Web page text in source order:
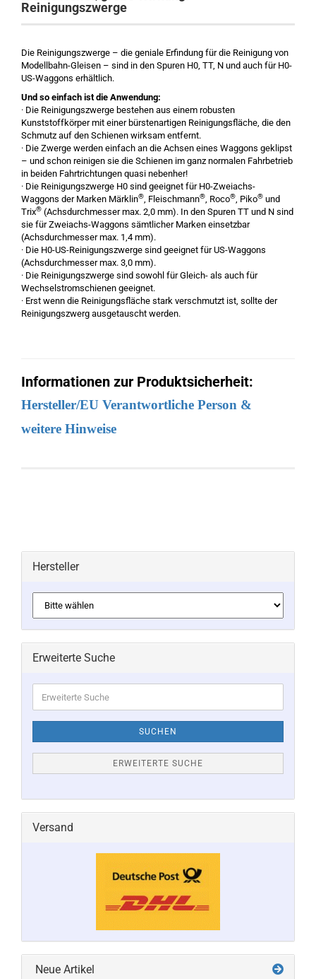
Reinigungszwerge
Die Reinigungszwerge – die geniale Erfindung für die Reinigung von
Modellbahn-Gleisen – sind in den Spuren H0, TT, N und auch für H0-
US-Waggons erhältlich.
Und so einfach ist die Anwendung:
· Die Reinigungszwerge bestehen aus einem robusten
Kunststoffkörper mit einer bürstenartigen Reinigungsfläche, die den
Schmutz auf den Schienen wirksam entfernt.
· Die Zwerge werden einfach an die Achsen eines Waggons geklipst
– und schon reinigen sie die Schienen im ganz normalen Fahrbetrieb
in beiden Fahrtrichtungen quasi nebenher!
· Die Reinigungszwerge H0 sind geeignet für H0-Zweiachs-
Waggons der Marken Märklin®, Fleischmann®, Roco®, Piko® und
Trix® (Achsdurchmesser max. 2,0 mm). In den Spuren TT und N sind
sie für Zweiachs-Waggons sämtlicher Marken einsetzbar
(Achsdurchmesser max. 1,4 mm).
· Die H0-US-Reinigungszwerge sind geeignet für US-Waggons
(Achsdurchmesser max. 3,0 mm).
· Die Reinigungszwerge sind sowohl für Gleich- als auch für
Wechselstromschienen geeignet.
· Erst wenn die Reinigungsfläche stark verschmutzt ist, sollte der
Reinigungszwerg ausgetauscht werden.
Informationen zur Produktsicherheit:
Hersteller/EU Verantwortliche Person &
weitere Hinweise
Hersteller
Erweiterte Suche
Suche
SUCHEN
ERWEITERTE SUCHE
Versand
Neue Artikel